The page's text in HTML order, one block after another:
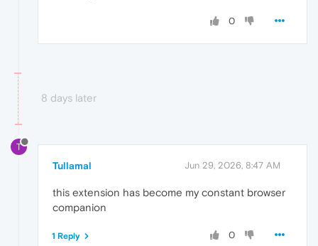
0
8 days later
T
Tullamal Jun 29, 2026, 8:47 AM
this extension has become my constant browser
companion
0
1 Reply